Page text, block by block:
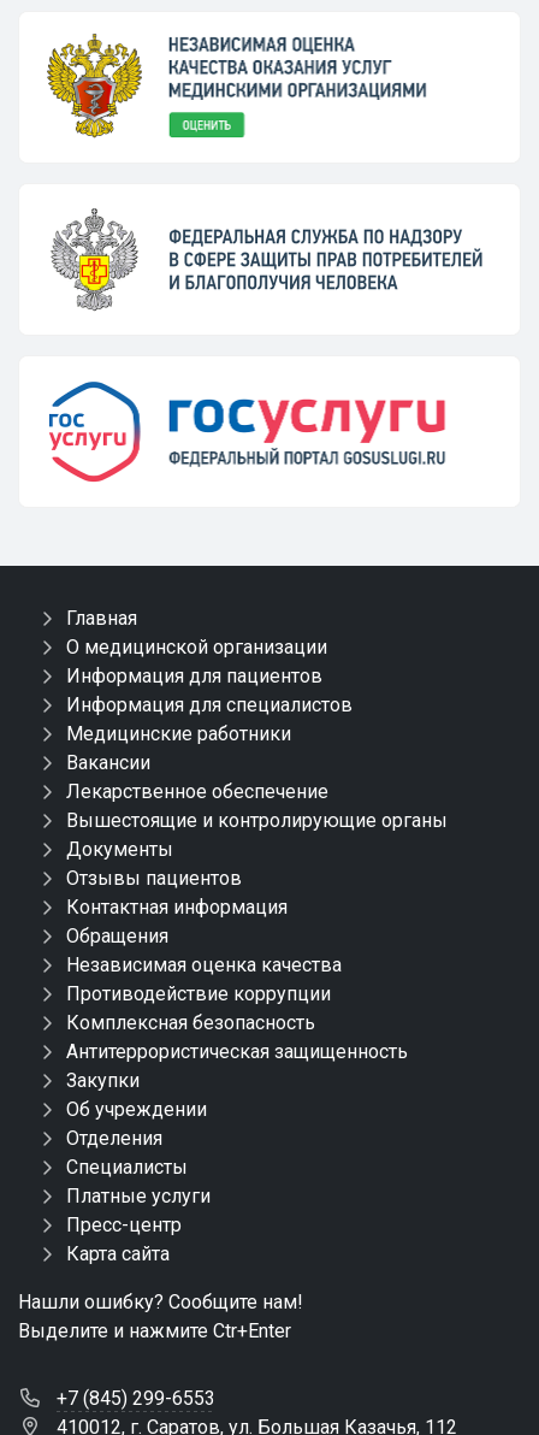
Главная
О медицинской организации
Информация для пациентов
Информация для специалистов
Медицинские работники
Вакансии
Лекарственное обеспечение
Вышестоящие и контролирующие органы
Документы
Отзывы пациентов
Контактная информация
Обращения
Независимая оценка качества
Противодействие коррупции
Комплексная безопасность
Антитеррористическая защищенность
Закупки
Об учреждении
Отделения
Специалисты
Платные услуги
Пресс-центр
Карта сайта
Нашли ошибку? Сообщите нам!
Выделите и нажмите Ctr+Enter
+7 (845) 299-6553
410012, г. Саратов, ул. Большая Казачья, 112